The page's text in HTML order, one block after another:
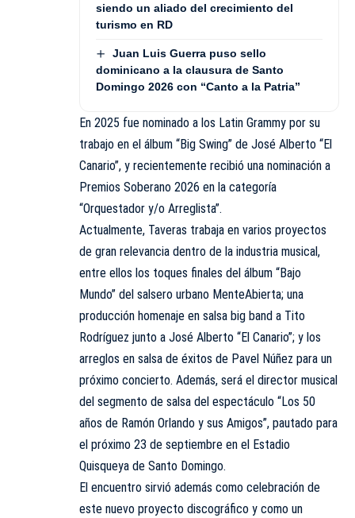
siendo un aliado del crecimiento del
turismo en RD
Juan Luis Guerra puso sello
dominicano a la clausura de Santo
Domingo 2026 con “Canto a la Patria”
En 2025 fue nominado a los Latin Grammy por su
trabajo en el álbum “Big Swing” de José Alberto “El
Canario”, y recientemente recibió una nominación a
Premios Soberano 2026 en la categoría
“Orquestador y/o Arreglista”.
Actualmente, Taveras trabaja en varios proyectos
de gran relevancia dentro de la industria musical,
entre ellos los toques finales del álbum “Bajo
Mundo” del salsero urbano MenteAbierta; una
producción homenaje en salsa big band a Tito
Rodríguez junto a José Alberto “El Canario”; y los
arreglos en salsa de éxitos de Pavel Núñez para un
próximo concierto. Además, será el director musical
del segmento de salsa del espectáculo “Los 50
años de Ramón Orlando y sus Amigos”, pautado para
el próximo 23 de septiembre en el Estadio
Quisqueya de Santo Domingo.
El encuentro sirvió además como celebración de
este nuevo proyecto discográfico y como un